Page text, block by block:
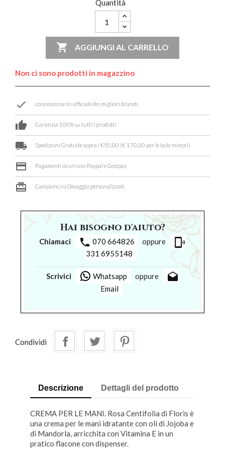
Quantità
 AGGIUNGI AL CARRELLO
Non ci sono prodotti in magazzino
done concessionario ufficiale dei migliori brands
thumb_up Garanzia 100% su tutti i prodotti
local_shipping Spedizioni Gratuite sopra i €50,00 (€ 170,00 per le Isole minori)
credit_card Pagamenti sicuri con Paypal e Gestpay
card_giftcard Campioncini Omaggio personalizzati
Hai bisogno d'aiuto?
Chiamaci phone 070 664826 oppure phonelink_ring
331 6955148
Scrivici Whatsapp oppure drafts
Email
Condividi
Descrizione Dettagli del prodotto
CREMA PER LE MANI. Rosa Centifolia di Floris è
una crema per le mani idratante con oli di Jojoba e
di Mandorla, arricchita con Vitamina E in un
pratico flacone con dispenser.